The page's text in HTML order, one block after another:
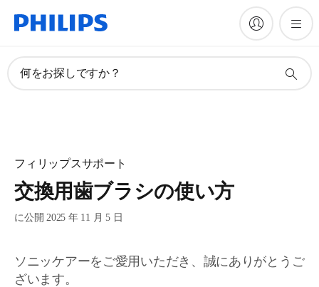
何をお探しですか？
フィリップスサポート
交換用歯ブラシの使い方
に公開 2025 年 11 月 5 日
ソニッケアーをご愛用いただき、誠にありがとうご
ざいます。